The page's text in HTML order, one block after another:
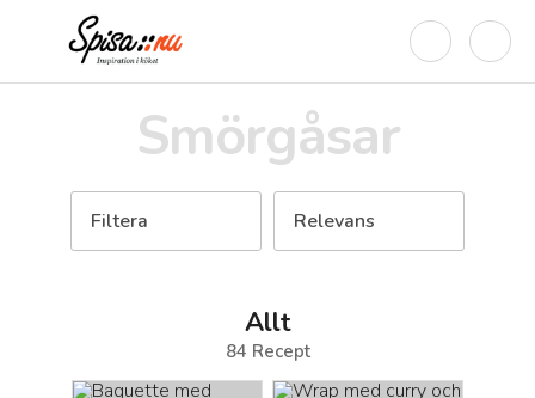
Smörgåsar
Filtera Relevans
Allt
84 Recept